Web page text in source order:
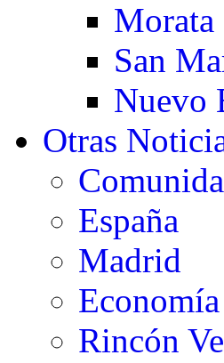
Morata
San
Nuevo
Otras
España
Madrid
Economía
Rincón